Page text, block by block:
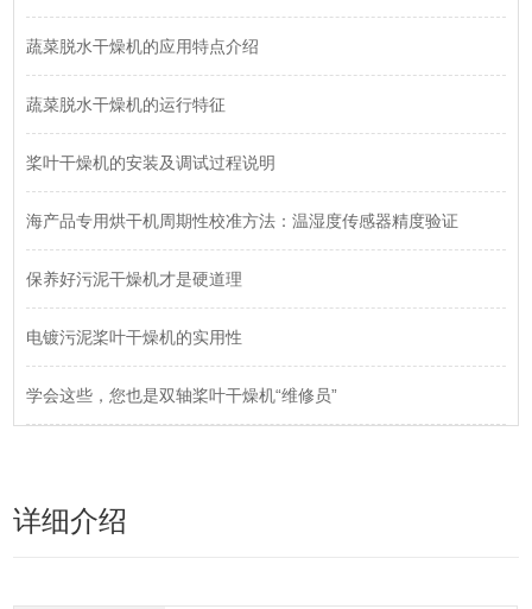
蔬菜脱水干燥机的应用特点介绍
蔬菜脱水干燥机的运行特征
桨叶干燥机的安装及调试过程说明
海产品专用烘干机周期性校准方法：温湿度传感器精度验证
保养好污泥干燥机才是硬道理
电镀污泥桨叶干燥机的实用性
学会这些，您也是双轴桨叶干燥机“维修员”
详细介绍